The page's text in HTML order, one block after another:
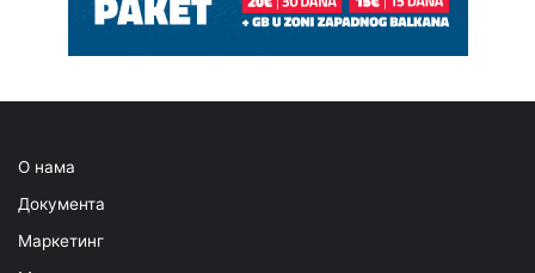
О нама
Документа
Маркетинг